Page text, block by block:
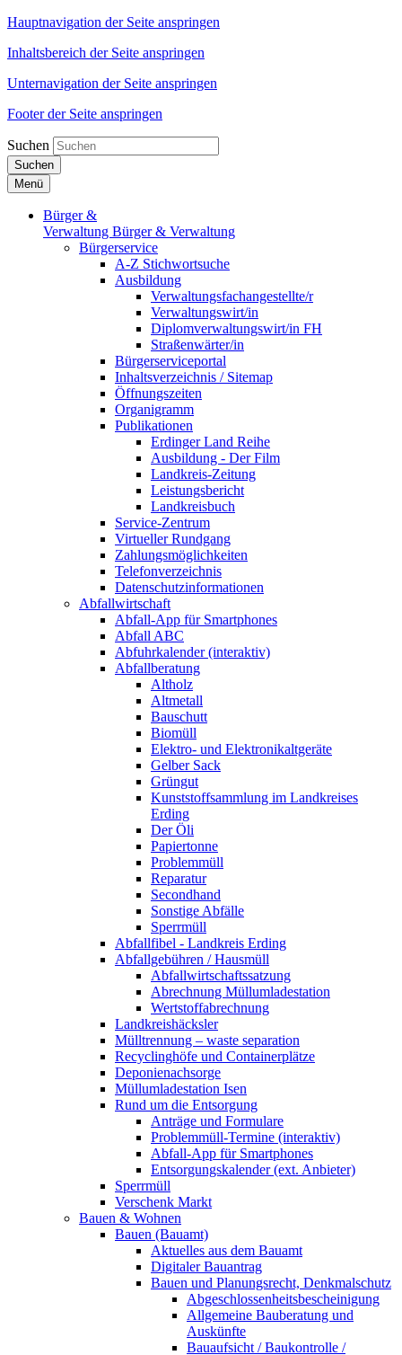
Hauptnavigation der Seite anspringen
Inhaltsbereich der Seite anspringen
Unternavigation der Seite anspringen
Footer der Seite anspringen
Suchen
Suchen
Menü
Bürger &
Verwaltung Bürger & Verwaltung
Bürgerservice
A-Z Stichwortsuche
Ausbildung
Verwaltungsfachangestellte/r
Verwaltungswirt/in
Diplomverwaltungswirt/in FH
Straßenwärter/in
Bürgerserviceportal
Inhaltsverzeichnis / Sitemap
Öffnungszeiten
Organigramm
Publikationen
Erdinger Land Reihe
Ausbildung - Der Film
Landkreis-Zeitung
Leistungsbericht
Landkreisbuch
Service-Zentrum
Virtueller Rundgang
Zahlungsmöglichkeiten
Telefonverzeichnis
Datenschutzinformationen
Abfallwirtschaft
Abfall-App für Smartphones
Abfall ABC
Abfuhrkalender (interaktiv)
Abfallberatung
Altholz
Altmetall
Bauschutt
Biomüll
Elektro- und Elektronikaltgeräte
Gelber Sack
Grüngut
Kunststoffsammlung im Landkreises
Erding
Der Öli
Papiertonne
Problemmüll
Reparatur
Secondhand
Sonstige Abfälle
Sperrmüll
Abfallfibel - Landkreis Erding
Abfallgebühren / Hausmüll
Abfallwirtschaftssatzung
Abrechnung Müllumladestation
Wertstoffabrechnung
Landkreishäcksler
Mülltrennung – waste separation
Recyclinghöfe und Containerplätze
Deponienachsorge
Müllumladestation Isen
Rund um die Entsorgung
Anträge und Formulare
Problemmüll-Termine (interaktiv)
Abfall-App für Smartphones
Entsorgungskalender (ext. Anbieter)
Sperrmüll
Verschenk Markt
Bauen & Wohnen
Bauen (Bauamt)
Aktuelles aus dem Bauamt
Digitaler Bauantrag
Bauen und Planungsrecht, Denkmalschutz
Abgeschlossenheitsbescheinigung
Allgemeine Bauberatung und
Auskünfte
Bauaufsicht / Baukontrolle /